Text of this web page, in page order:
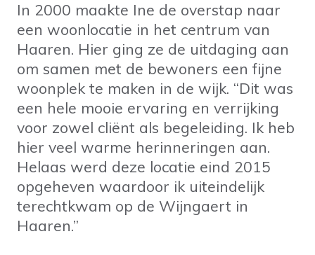
In 2000 maakte Ine de overstap naar
een woonlocatie in het centrum van
Haaren. Hier ging ze de uitdaging aan
om samen met de bewoners een fijne
woonplek te maken in de wijk. “Dit was
een hele mooie ervaring en verrijking
voor zowel cliënt als begeleiding. Ik heb
hier veel warme herinneringen aan.
Helaas werd deze locatie eind 2015
opgeheven waardoor ik uiteindelijk
terechtkwam op de Wijngaert in
Haaren.”